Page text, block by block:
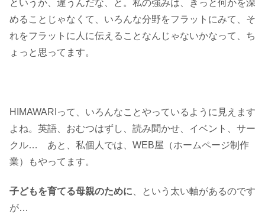
というか、違うんだな、と。私の強みは、きっと何かを深
めることじゃなくて、いろんな分野をフラットにみて、そ
れをフラットに人に伝えることなんじゃないかなって、ち
ょっと思ってます。
HIMAWARIって、いろんなことやっているように見えます
よね。英語、おむつはずし、読み聞かせ、イベント、サー
クル… あと、私個人では、WEB屋（ホームページ制作
業）もやってます。
子どもを育てる母親のために 、という太い軸があるのです
が…